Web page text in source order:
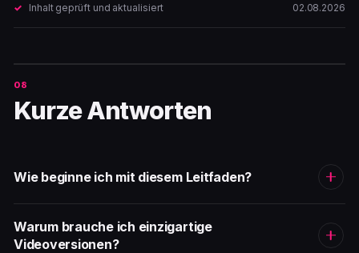
Inhalt geprüft und aktualisiert 02.08.2026
Kurze Antworten
Wie beginne ich mit diesem Leitfaden?
Warum brauche ich einzigartige
Videoversionen?